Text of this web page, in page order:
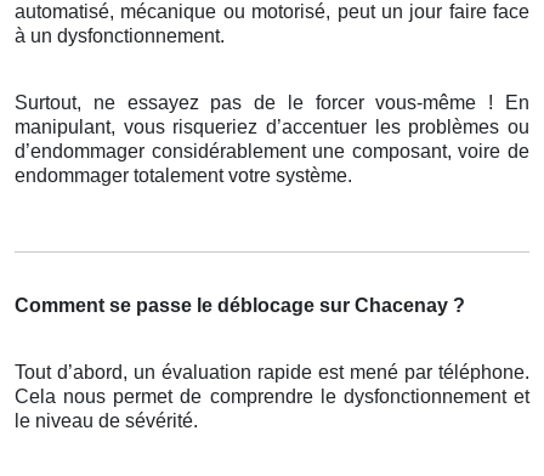
automatisé, mécanique ou motorisé, peut un jour faire face
à un dysfonctionnement.
Surtout, ne essayez pas de le forcer vous-même ! En
manipulant, vous risqueriez d’accentuer les problèmes ou
d’endommager considérablement une composant, voire de
endommager totalement votre système.
Comment se passe le déblocage sur Chacenay ?
Tout d’abord, un évaluation rapide est mené par téléphone.
Cela nous permet de comprendre le dysfonctionnement et
le niveau de sévérité.